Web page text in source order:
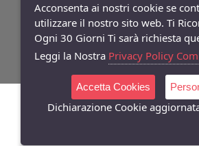
©Copyright 2026Bifulco Abbigliamento- P.Iva:
Powered:synchrosystem labs- Design:
Acconsenta ai nostri cookie se
utilizzare il nostro sito web. Ti
Ogni 30 Giorni Ti sarà richiesta
Leggi la Nostra Privacy Policy
Accetta Cookies
Dichiarazione Cookie